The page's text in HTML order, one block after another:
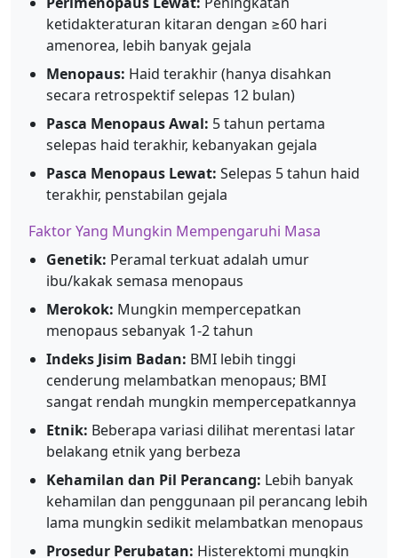
ketidakteraturan kitaran dengan ≥60 hari
amenorea, lebih banyak gejala
Menopaus: Haid terakhir (hanya disahkan
secara retrospektif selepas 12 bulan)
Pasca Menopaus Awal: 5 tahun pertama
selepas haid terakhir, kebanyakan gejala
Pasca Menopaus Lewat: Selepas 5 tahun haid
terakhir, penstabilan gejala
Faktor Yang Mungkin Mempengaruhi Masa
Genetik: Peramal terkuat adalah umur
ibu/kakak semasa menopaus
Merokok: Mungkin mempercepatkan
menopaus sebanyak 1-2 tahun
Indeks Jisim Badan: BMI lebih tinggi
cenderung melambatkan menopaus; BMI
sangat rendah mungkin mempercepatkannya
Etnik: Beberapa variasi dilihat merentasi latar
belakang etnik yang berbeza
Kehamilan dan Pil Perancang: Lebih banyak
kehamilan dan penggunaan pil perancang lebih
lama mungkin sedikit melambatkan menopaus
Prosedur Perubatan: Histerektomi mungkin